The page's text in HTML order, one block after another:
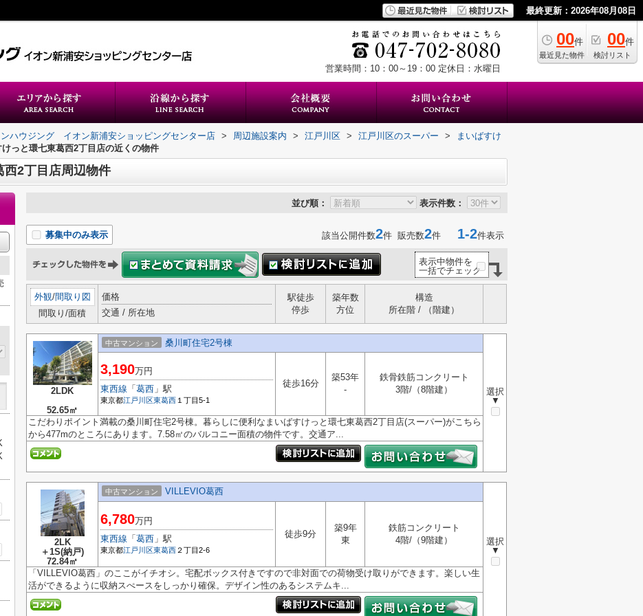
最終更新：2026年08月08日
00件
最近見た物件
00件
検討リスト
営業時間：10：00～19：00 定休日：水曜日
ハウジング イオン新浦安ショッピングセンター店 > 周辺施設案内 > 江戸川区 > 江戸川区のスーパー >
まいばすけ
けっと環七東葛西2丁目店の近くの物件
西2丁目店周辺物件
並び順： 表示件数：
募集中のみ表示 該当公開件数2件 販売数2件 1-2件表示
表示中物件を
一括でチェック
外観/間取り図
間取り/面積
価格
交通 / 所在地
駅徒歩
停歩
築年数
方位
構造
所在階 / （階建）
2LDK
52.65㎡
中古マンション 桑川町住宅2号棟
選択
▼
3,190万円
東西線 「 葛西 」駅
東京都江戸川区東葛西 １丁目5-1
徒歩16分
築53年
-
鉄骨鉄筋コンクリート
3階/（8階建）
こだわりポイント満載の桑川町住宅2号棟。暮らしに便利なまいばすけっと環七東葛西2丁目店(スーパー)がこちら
から477mのところにあります。7.58㎡のバルコニー面積の物件です。交通ア...
2LK
＋1S(納戸)
72.84㎡
中古マンション VILLEVIO葛西
選択
▼
6,780万円
東西線 「 葛西 」駅
東京都江戸川区東葛西 ２丁目2-6
徒歩9分
築9年
東
鉄筋コンクリート
4階/（9階建）
「VILLEVIO葛西」のここがイチオシ。宅配ボックス付きですので非対面での荷物受け取りができます。楽しい生
活ができるように収納スぺースをしっかり確保。デザイン性のあるシステムキ...